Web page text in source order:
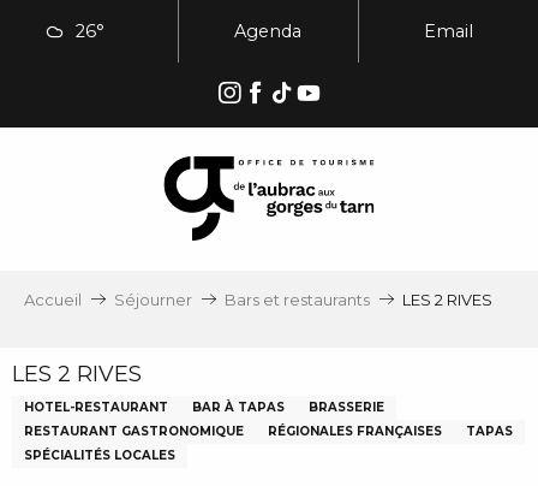
26° Agenda Email
Accueil Séjourner Bars et restaurants LES 2 RIVES
LES 2 RIVES
HOTEL-RESTAURANT BAR À TAPAS
BRASSERIE
RESTAURANT GASTRONOMIQUE
RÉGIONALES FRANÇAISES
TAPAS
SPÉCIALITÉS LOCALES